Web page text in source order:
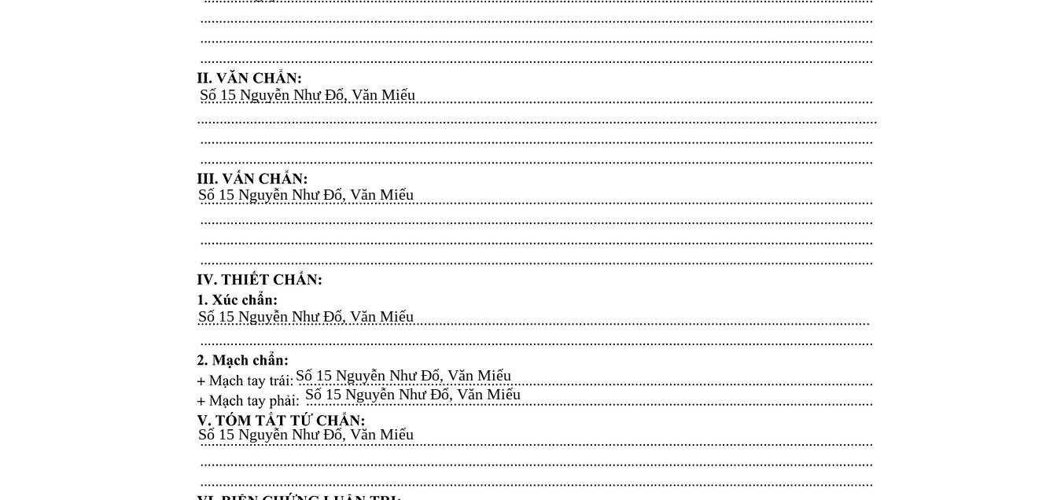
Số 15 Nguyễn Như Đổ, Văn Miếu​​​​
Số 15 Nguyễn Như Đổ, Văn Miếu​​​​
Số 15 Nguyễn Như Đổ, Văn Miếu​​​​
Số 15 Nguyễn Như Đổ, Văn Miếu​​​​
Số 15 Nguyễn Như Đổ, Văn Miếu​​​​
Số 15 Nguyễn Như Đổ, Văn Miếu​​​​